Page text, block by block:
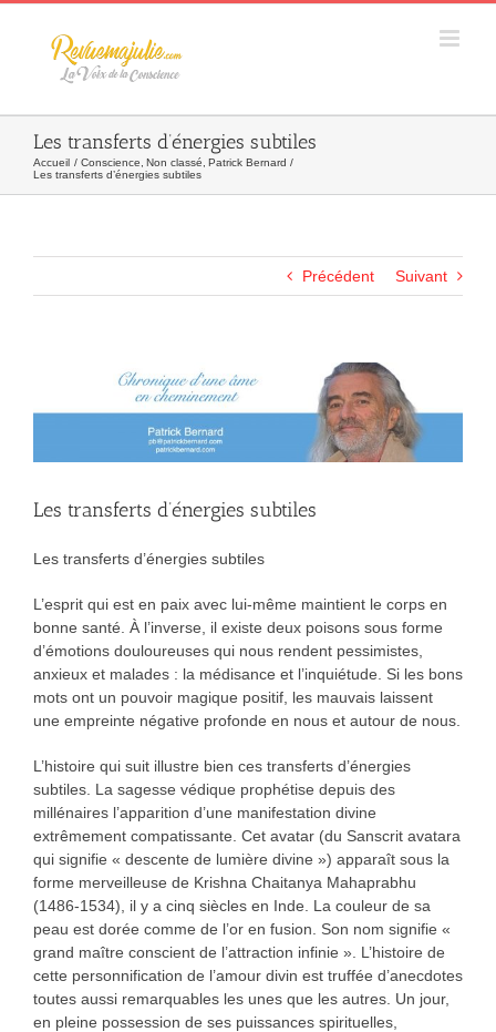
Skip
Les transferts d’énergies subtiles
Accueil Conscience Non classé Patrick Bernard
Les transferts d’énergies subtiles
Précédent Suivant
Les transferts d’énergies subtiles
Les transferts d’énergies subtiles
L’esprit qui est en paix avec lui-même maintient le corps en
bonne santé. À l’inverse, il existe deux poisons sous forme
d’émotions douloureuses qui nous rendent pessimistes,
anxieux et malades : la médisance et l’inquiétude. Si les bons
mots ont un pouvoir magique positif, les mauvais laissent
une empreinte négative profonde en nous et autour de nous.
L’histoire qui suit illustre bien ces transferts d’énergies
subtiles. La sagesse védique prophétise depuis des
millénaires l’apparition d’une manifestation divine
extrêmement compatissante. Cet avatar (du Sanscrit avatara
qui signifie « descente de lumière divine ») apparaît sous la
forme merveilleuse de Krishna Chaitanya Mahaprabhu
(1486-1534), il y a cinq siècles en Inde. La couleur de sa
peau est dorée comme de l’or en fusion. Son nom signifie «
grand maître conscient de l’attraction infinie ». L’histoire de
cette personnification de l’amour divin est truffée d’anecdotes
toutes aussi remarquables les unes que les autres. Un jour,
en pleine possession de ses puissances spirituelles,